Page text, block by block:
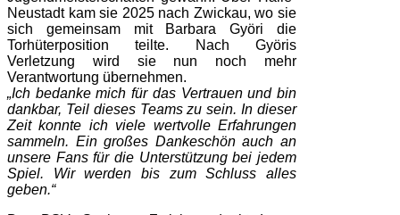
Neustadt kam sie 2025 nach Zwickau, wo sie
sich gemeinsam mit Barbara Györi die
Torhüterposition teilte. Nach Györis
Verletzung wird sie nun noch mehr
Verantwortung übernehmen.
„Ich bedanke mich für das Vertrauen und bin
dankbar, Teil dieses Teams zu sein. In dieser
Zeit konnte ich viele wertvolle Erfahrungen
sammeln. Ein großes Dankeschön auch an
unsere Fans für die Unterstützung bei jedem
Spiel. Wir werden bis zum Schluss alles
geben.“